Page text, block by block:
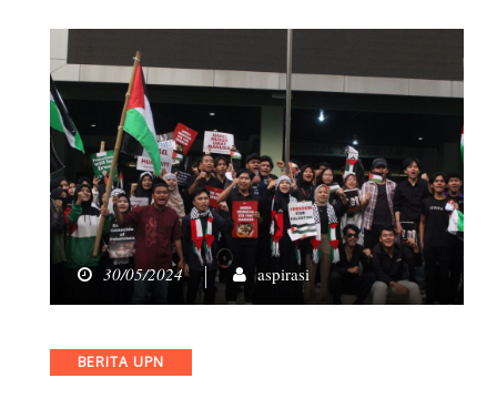
30/05/2024 aspirasi
Categories
BERITA UPN